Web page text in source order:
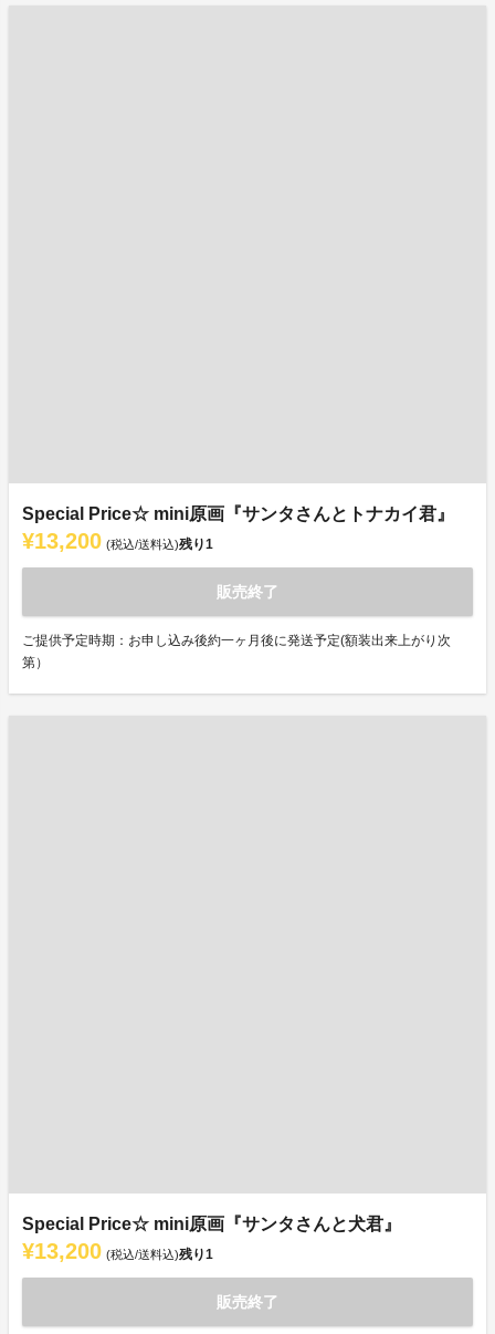
Special Price☆ mini原画『サンタさんとトナカイ君』
¥13,200 (税込/送料込)残り1
販売終了
ご提供予定時期：お申し込み後約一ヶ月後に発送予定(額装出来上がり次
第）
Special Price☆ mini原画『サンタさんと犬君』
¥13,200 (税込/送料込)残り1
販売終了